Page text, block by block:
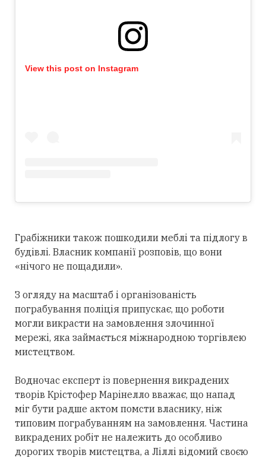
View this post on Instagram
Грабіжники також пошкодили меблі та підлогу в
будівлі. Власник компанії розповів, що вони
«нічого не пощадили».
З огляду на масштаб і організованість
пограбування поліція припускає, що роботи
могли викрасти на замовлення злочинної
мережі, яка займається міжнародною торгівлею
мистецтвом.
Водночас експерт із повернення викрадених
творів Крістофер Марінелло вважає, що напад
міг бути радше актом помсти власнику, ніж
типовим пограбуванням на замовлення. Частина
викрадених робіт не належить до особливо
дорогих творів мистецтва, а Ліллі відомий своєю